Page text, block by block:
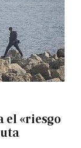
el «riesgo